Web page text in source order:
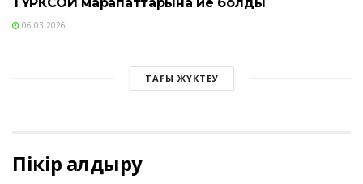
06.03.2026
ТАҒЫ ЖҮКТЕУ
Пікір қалдыру